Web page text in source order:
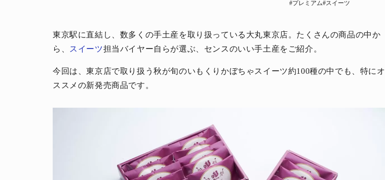
#プレミアム#スイーツ
東京駅に直結し、数多くの手土産を取り扱っている大丸東京店。たくさんの商品の中か
ら、
スイーツ担当バイヤー自らが選ぶ、センスのいい手土産をご紹介。
今回は、東京店で取り扱う秋が旬のいもくりかぼちゃスイーツ約100種の中でも、特にオ
ススメの新発売商品です。